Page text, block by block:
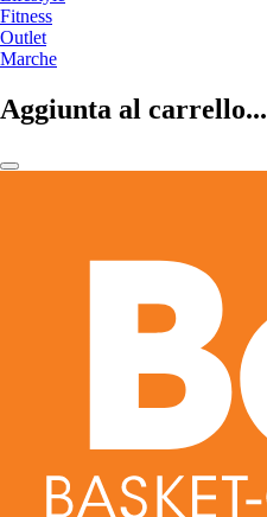
Fitness
Outlet
Marche
Aggiunta al carrello...